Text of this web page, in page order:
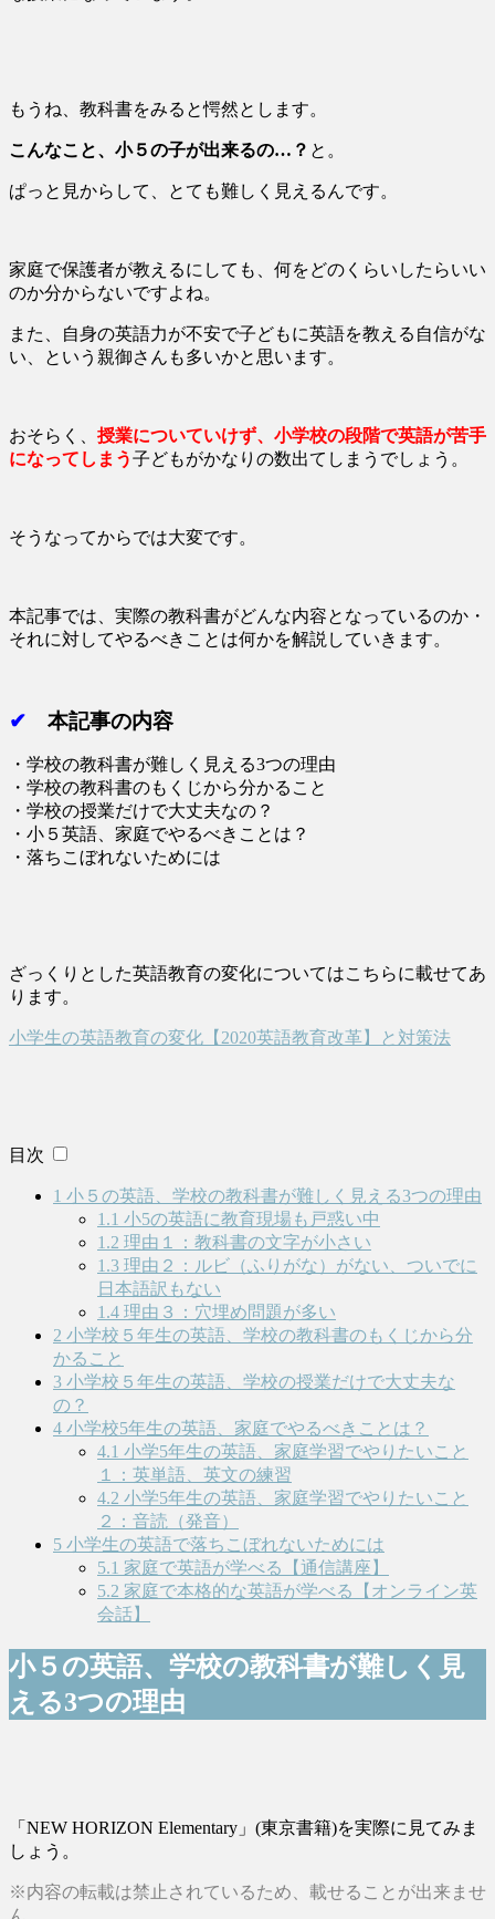
もうね、教科書をみると愕然とします。
こんなこと、小５の子が出来るの…？ と。
ぱっと見からして、とても難しく見えるんです。
家庭で保護者が教えるにしても、何をどのくらいしたらいい
のか分からないですよね。
また、自身の英語力が不安で子どもに英語を教える自信がな
い、という親御さんも多いかと思います。
おそらく、 授業についていけず、小学校の段階で英語が苦手
になってしまう子どもがかなりの数出てしまうでしょう。
そうなってからでは大変です。
本記事では、実際の教科書がどんな内容となっているのか・
それに対してやるべきことは何かを解説していきます。
✔ 本記事の内容
・学校の教科書が難しく見える3つの理由
・学校の教科書のもくじから分かること
・学校の授業だけで大丈夫なの？
・小５英語、家庭でやるべきことは？
・落ちこぼれないためには
ざっくりとした英語教育の変化についてはこちらに載せてあ
ります。
小学生の英語教育の変化【2020英語教育改革】と対策法
目次
1 小５の英語、学校の教科書が難しく見える3つの理由
1.1 小5の英語に教育現場も戸惑い中
1.2 理由１：教科書の文字が小さい
1.3 理由２：ルビ（ふりがな）がない、ついでに
日本語訳もない
1.4 理由３：穴埋め問題が多い
2 小学校５年生の英語、学校の教科書のもくじから分
かること
3 小学校５年生の英語、学校の授業だけで大丈夫な
の？
4 小学校5年生の英語、家庭でやるべきことは？
4.1 小学5年生の英語、家庭学習でやりたいこと
１：英単語、英文の練習
4.2 小学5年生の英語、家庭学習でやりたいこと
２：音読（発音）
5 小学生の英語で落ちこぼれないためには
5.1 家庭で英語が学べる【通信講座】
5.2 家庭で本格的な英語が学べる【オンライン英
会話】
小５の英語、学校の教科書が難しく見
える3つの理由
「NEW HORIZON Elementary」(東京書籍)を実際に見てみま
しょう。
※内容の転載は禁止されているため、載せることが出来ませ
ん。